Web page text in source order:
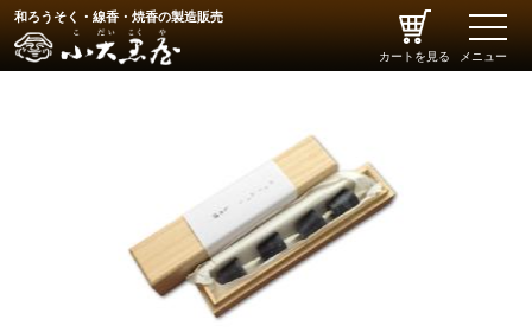
和ろうそく・線香・焼香の製造販売
カートを見る
toggle
メニュー